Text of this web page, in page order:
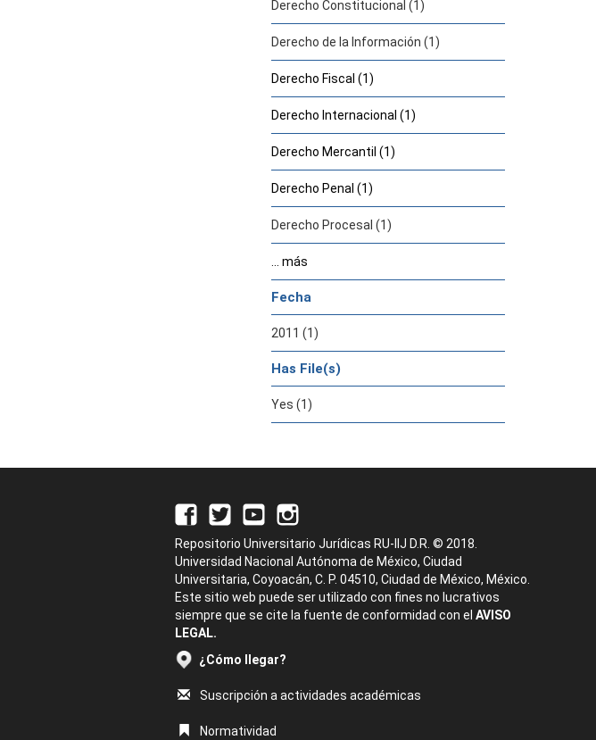
Derecho Constitucional (1)
Derecho de la Información (1)
Derecho Fiscal (1)
Derecho Internacional (1)
Derecho Mercantil (1)
Derecho Penal (1)
Derecho Procesal (1)
... más
Fecha
2011 (1)
Has File(s)
Yes (1)
Repositorio Universitario Jurídicas RU-IIJ D.R. © 2018.
Universidad Nacional Autónoma de México, Ciudad
Universitaria, Coyoacán, C. P. 04510, Ciudad de México, México.
Este sitio web puede ser utilizado con fines no lucrativos
siempre que se cite la fuente de conformidad con el AVISO
LEGAL.
¿Cómo llegar?
Suscripción a actividades académicas
Normatividad